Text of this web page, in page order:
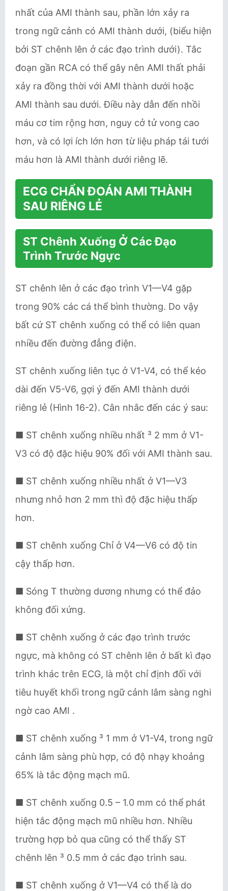
nhất của AMI thành sau, phần lớn xảy ra
trong ngữ cảnh có AMI thành dưới, (biểu hiện
bởi ST chênh lên ở các đạo trình dưới). Tắc
đoạn gần RCA có thể gây nên AMI thất phải
xảy ra đồng thời với AMI thành dưới hoặc
AMI thành sau dưới. Điều này dẫn đến nhồi
máu cơ tim rộng hơn, nguy cở tử vong cao
hơn, và có lợi ích lớn hơn từ liệu pháp tái tưới
máu hơn là AMI thành dưới riêng lẽ.
ECG CHẨN ĐOÁN AMI THÀNH
SAU RIÊNG LẺ
ST Chênh Xuống Ở Các Đạo
Trình Trước Ngực
ST chênh lên ở các đạo trình V1—V4 gặp
trong 90% các cá thể bình thường. Do vậy
bất cứ ST chênh xuống có thể có liên quan
nhiều đến đường đẳng điện.
ST chênh xuống liên tục ở V1-V4, có thể kéo
dài đến V5-V6, gợi ý đến AMI thành dưới
riêng lẻ (Hình 16-2). Cân nhắc đến các ý sau:
■ ST chênh xuống nhiều nhất ³ 2 mm ở V1-
V3 có độ đặc hiệu 90% đối với AMI thành sau.
■ ST chênh xuống nhiều nhất ở V1—V3
nhưng nhỏ hơn 2 mm thì độ đặc hiệu thấp
hơn.
■ ST chênh xuống Chỉ ở V4—V6 có độ tin
cậy thấp hơn.
■ Sóng T thường dương nhưng có thể đảo
không đối xứng.
■ ST chênh xuống ở các đạo trình trước
ngực, mà không có ST chênh lên ở bất kì đạo
trình khác trên ECG, là một chỉ định đối với
tiêu huyết khối trong ngữ cảnh lâm sàng nghi
ngờ cao AMI .
■ ST chênh xuống ³ 1 mm ở V1-V4, trong ngữ
cảnh lâm sàng phù hợp, có độ nhạy khoảng
65% là tắc động mạch mũ.
■ ST chênh xuống 0.5 – 1.0 mm có thể phát
hiện tắc động mạch mũ nhiều hơn. Nhiều
trường hợp bỏ qua cũng có thể thấy ST
chênh lên ³ 0.5 mm ở các đạo trình sau.
■ ST chênh xuống ở V1—V4 có thể là do